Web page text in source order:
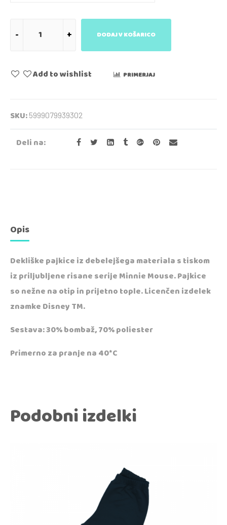
DODAJ V KOŠARICO
Add to wishlist PRIMERJAJ
SKU: 5999079939302
Deli na:
Opis
Dekliške pajkice iz debelejšega materiala s tiskom
iz priljubljene risane serije Minnie Mouse. Pajkice
so nežne na otip in prijetno tople. Licenčen izdelek
znamke Disney TM.
Sestava: 30% bombaž, 70% poliester
Primerno za pranje na 40*C
Podobni izdelki